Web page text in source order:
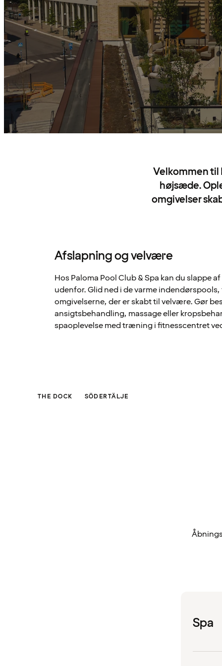
Velkommen til
højsæde.
omgivelser
Afslapning og velvære
Hos Paloma Pool Club & Spa kan du slappe
udenfor. Glid ned i de varme
omgivelserne, der er skabt til velvære. Gør
ansigtsbehandling, massage eller
spaoplevelse med træning i fitnesscentret
THE DOCK SÖDERTÄLJE
Spa